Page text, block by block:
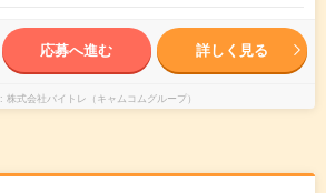
応募へ進む 詳しく見る
株式会社バイトレ（キャムコムグループ）